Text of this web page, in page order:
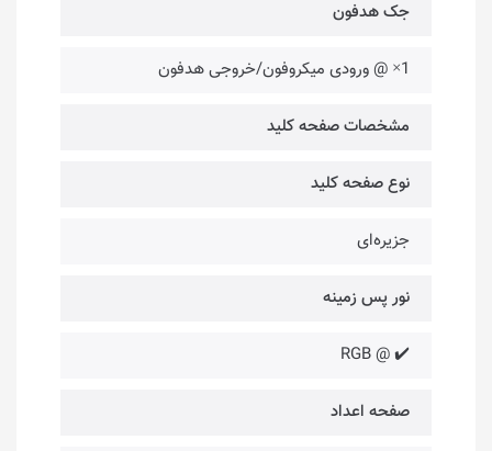
جک هدفون
1× @ ورودی میکروفون/خروجی هدفون
مشخصات صفحه کلید
نوع صفحه کلید
جزیره‌ای
نور پس زمینه
✔️ @ RGB
صفحه اعداد